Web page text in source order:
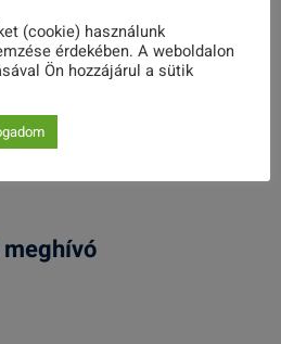
szakmai nap –
(cookie) használunk
érdekében. A weboldalon
Ön hozzájárul a sütik